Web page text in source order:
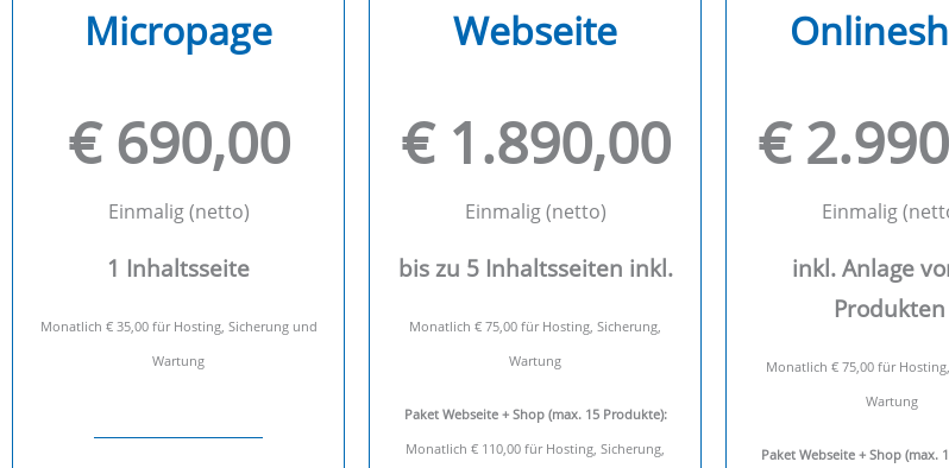
Micropage
€ 690,00
Einmalig (netto)
1 Inhaltsseite
Monatlich € 35,00 für Hosting, Sicherung und
Wartung
Webseite
€ 1.890,00
Einmalig (netto)
bis zu 5 Inhaltsseiten inkl.
Monatlich € 75,00 für Hosting, Sicherung,
Wartung
Paket Webseite + Shop (max. 15 Produkte):
Monatlich € 110,00 für Hosting, Sicherung,
€
Einmalig
inkl. Anlage
Produkten
Monatlich € 75,00 für
Wartung
Paket Webseite + Shop (max.